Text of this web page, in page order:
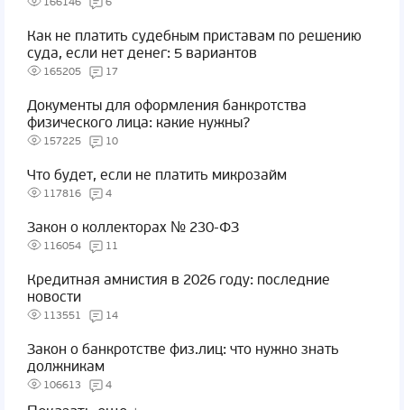
Как не платить судебным приставам по решению
суда, если нет денег: 5 вариантов
165205 17
Документы для оформления банкротства
физического лица: какие нужны?
157225 10
Что будет, если не платить микрозайм
117816 4
Закон о коллекторах № 230-ФЗ
116054 11
Кредитная амнистия в 2026 году: последние
новости
113551 14
Закон о банкротстве физ.лиц: что нужно знать
должникам
106613 4